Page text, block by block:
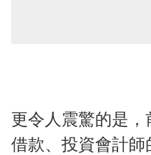
更令人震驚的是
借款、投資會計